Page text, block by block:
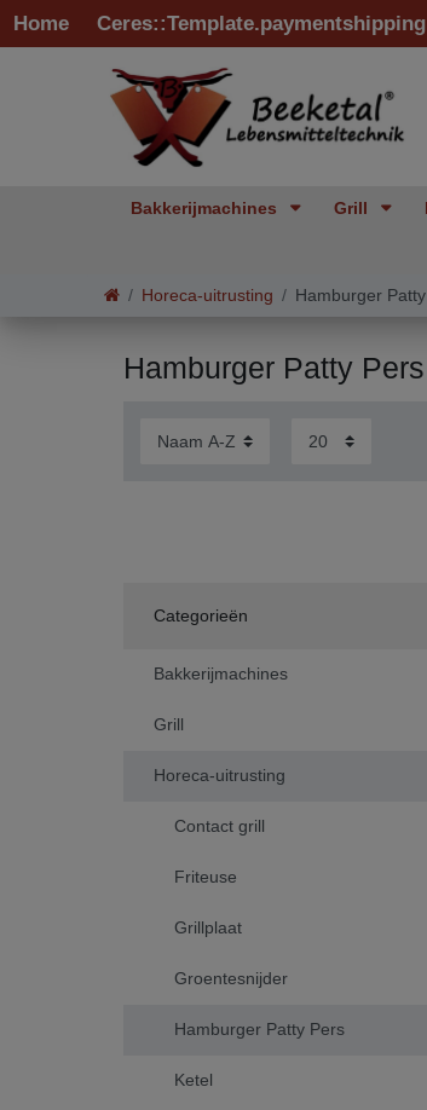
Home Ceres::Template.paymentshipping
Bakkerijmachines Grill
Horeca-uitrusting Hamburger
Hamburger Patty Pers
Categorieën
Bakkerijmachines
Grill
Horeca-uitrusting
Contact grill
Friteuse
Grillplaat
Groentesnijder
Hamburger Patty Pers
Ketel